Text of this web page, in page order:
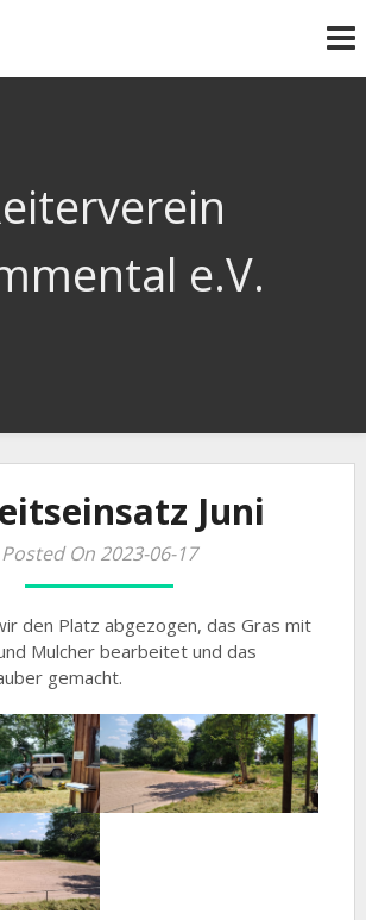
e.V.
Juni
Posted On 2023-06-17
den Platz abgezogen, das Gras mit
Mulcher bearbeitet und das
gemacht.